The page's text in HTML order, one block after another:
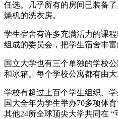
任选。几乎所有的房间已装备
燥机的洗衣房。
学生宿舍有许多充满活力的课
组成的委员会，把学生宿舍丰
国立大学也有三个单独的学校
和冰箱。每个学校公寓都有由
学校有超过上百个学生组织、
国大全年为学生举办70多项体
其他24所全球顶尖大学共同在